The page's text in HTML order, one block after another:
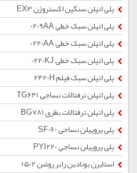
پلی اتیلن سنگین اکستروژن EX3
پلی اتیلن سبک خطی 0209AA
پلی اتیلن سبک خطی 0220AA
پلی اتیلن سبک خطی 0220KJ
پلی اتیلن سبک فیلم 2420H
پلی اتیلن ترفتالات نساجی TG641
پلی اتیلن ترفتالات بطری BG781
پلی پروپیلن نساجی SF060
پلی پروپیلن نساجی PYI220
استایرن بوتادین رابر روشن 1502